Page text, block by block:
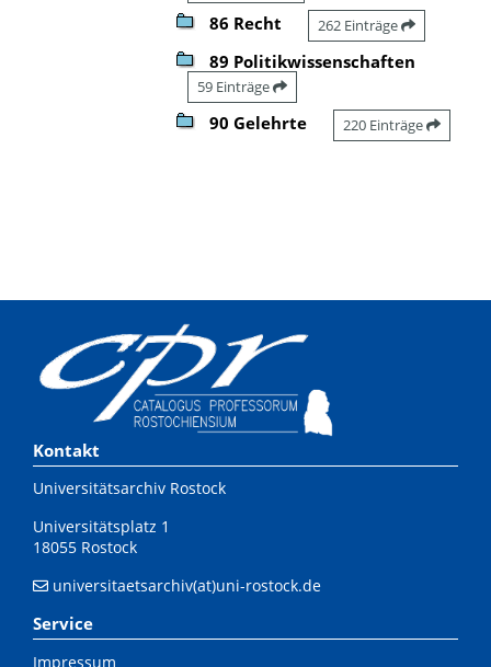
86 Recht 262 Einträge
89 Politikwissenschaften
59 Einträge
90 Gelehrte 220 Einträge
Kontakt
Universitätsarchiv Rostock
Universitätsplatz 1
18055 Rostock
universitaetsarchiv(at)uni-rostock.de
Service
Impressum